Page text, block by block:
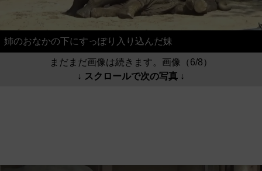
姉のおなかの下にすっぽり入り込んだ妹
まだまだ画像は続きます。画像（6/8）
↓ スクロールで次の写真 ↓